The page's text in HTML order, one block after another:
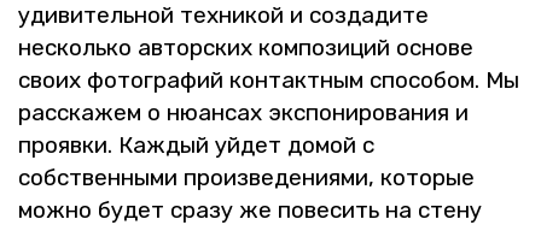
уди­ви­тель­ной тех­ни­кой и со­зда­ди­те
несколь­ко ав­тор­ских ком­по­зи­ций ос­но­ве
своих фо­то­гра­фий кон­такт­ным спо­со­бом. Мы
рас­ска­жем о ню­ан­сах экс­по­ни­ро­ва­ния и
про­яв­ки. Каж­дый уйдет домой с
соб­ствен­ны­ми про­из­ве­де­ни­я­ми, ко­то­рые
можно будет сразу же по­ве­сить на стену